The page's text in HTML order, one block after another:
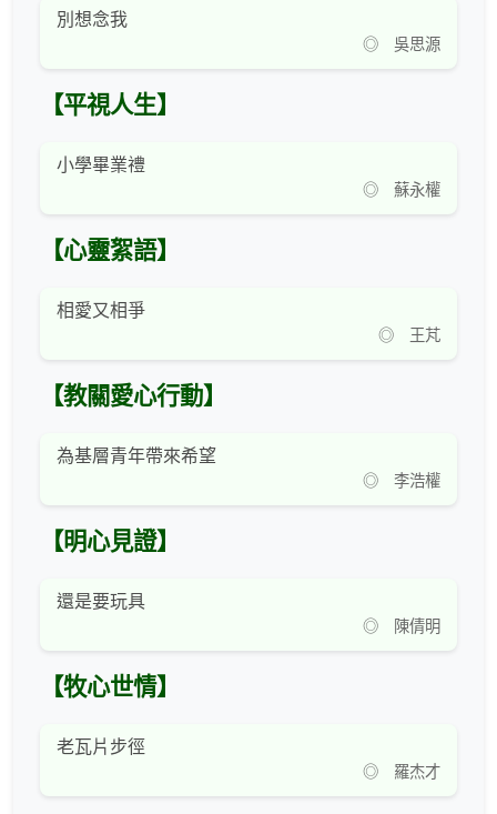
別想念我
◎ 吳思源
【平視人生】
小學畢業禮
◎ 蘇永權
【心靈絮語】
相愛又相爭
◎ 王芃
【教關愛心行動】
為基層青年帶來希望
◎ 李浩權
【明心見證】
還是要玩具
◎ 陳倩明
【牧心世情】
老瓦片步徑
◎ 羅杰才